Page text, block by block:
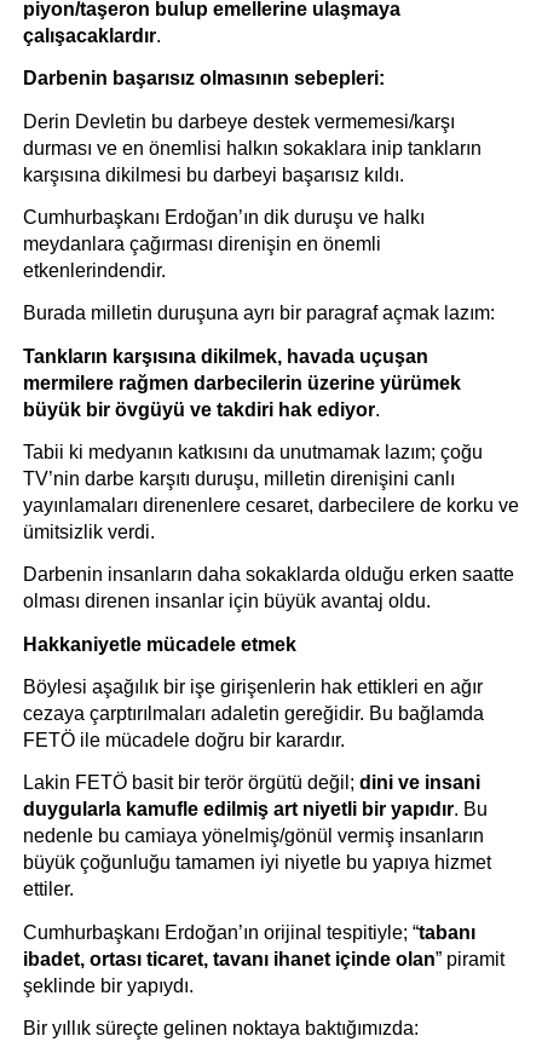
piyon/taşeron bulup emellerine ulaşmaya
çalışacaklardır.
Darbenin başarısız olmasının sebepleri:
Derin Devletin bu darbeye destek vermemesi/karşı
durması ve en önemlisi halkın sokaklara inip tankların
karşısına dikilmesi bu darbeyi başarısız kıldı.
Cumhurbaşkanı Erdoğan’ın dik duruşu ve halkı
meydanlara çağırması direnişin en önemli
etkenlerindendir.
Burada milletin duruşuna ayrı bir paragraf açmak lazım:
Tankların karşısına dikilmek, havada uçuşan
mermilere rağmen darbecilerin üzerine yürümek
büyük bir övgüyü ve takdiri hak ediyor.
Tabii ki medyanın katkısını da unutmamak lazım; çoğu
TV’nin darbe karşıtı duruşu, milletin direnişini canlı
yayınlamaları direnenlere cesaret, darbecilere de korku ve
ümitsizlik verdi.
Darbenin insanların daha sokaklarda olduğu erken saatte
olması direnen insanlar için büyük avantaj oldu.
Hakkaniyetle mücadele etmek
Böylesi aşağılık bir işe girişenlerin hak ettikleri en ağır
cezaya çarptırılmaları adaletin gereğidir. Bu bağlamda
FETÖ ile mücadele doğru bir karardır.
Lakin FETÖ basit bir terör örgütü değil; dini ve insani
duygularla kamufle edilmiş art niyetli bir yapıdır. Bu
nedenle bu camiaya yönelmiş/gönül vermiş insanların
büyük çoğunluğu tamamen iyi niyetle bu yapıya hizmet
ettiler.
Cumhurbaşkanı Erdoğan’ın orijinal tespitiyle; “tabanı
ibadet, ortası ticaret, tavanı ihanet içinde olan” piramit
şeklinde bir yapıydı.
Bir yıllık süreçte gelinen noktaya baktığımızda: